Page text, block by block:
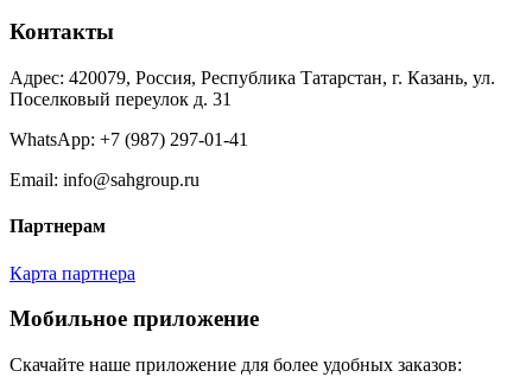
Контакты
Адрес: 420079, Россия, Республика Татарстан, г. Казань, ул.
Поселковый переулок д. 31
WhatsApp: +7 (987) 297-01-41
Email: info@sahgroup.ru
Партнерам
Карта партнера
Мобильное приложение
Скачайте наше приложение для более удобных заказов: